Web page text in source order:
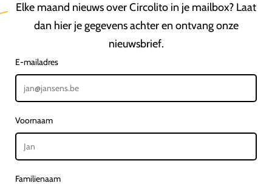
Elke maand nieuws over Circolito in je mailbox? Laat
dan hier je gegevens achter en ontvang onze
nieuwsbrief.
E-mailadres
Voornaam
Familienaam